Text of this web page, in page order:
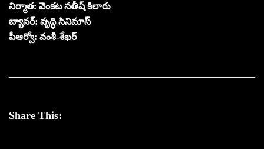
నిర్మాత: వెంకట సతీష్ కిలారు
బ్యానర్: వృద్ధి సినిమాస్
పీఆర్వో: వంశీ-శేఖర్
Share This: